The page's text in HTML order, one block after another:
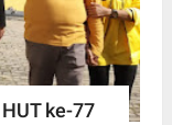
ke-77